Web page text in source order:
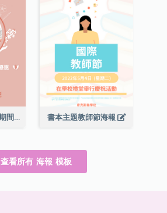
攝影工作室母親節期間限定優惠宣傳海報 書本主題教師節海報
查看所有 海報 模板